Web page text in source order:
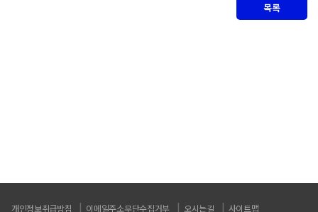
목록
개인정보취급방침 이메일주소무단수집거부 오시는길 사이트맵